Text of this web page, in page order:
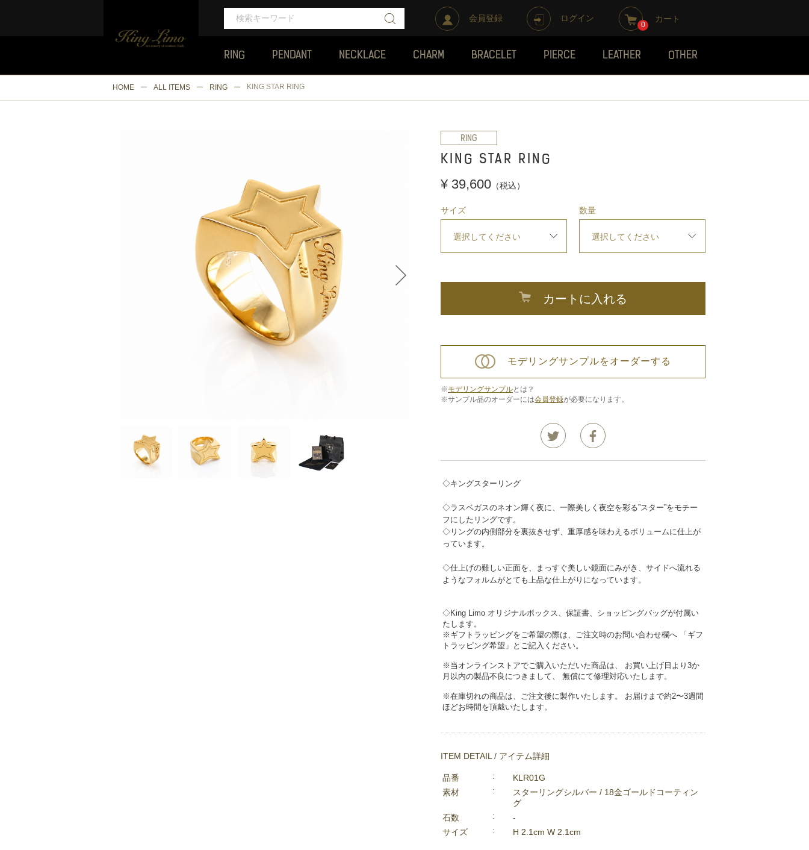
0
カート
会員登録 ログイン
RING PENDANT NECKLACE CHARM BRACELET PIERCE LEATHER OTHER
HOME ALL ITEMS RING KING STAR RING
RING
KING STAR RING
¥ 39,600 （税込）
サイズ 数量
カートに入れる
モデリングサンプルをオーダーする
※モデリングサンプルとは？
※サンプル品のオーダーには会員登録が必要になります。
◇キングスターリング
◇ラスベガスのネオン輝く夜に、一際美しく夜空を彩る”スター”をモチー
フにしたリングです。
◇リングの内側部分を裏抜きせず、重厚感を味わえるボリュームに仕上が
っています。
◇仕上げの難しい正面を、まっすぐ美しい鏡面にみがき、サイドへ流れる
ようなフォルムがとても上品な仕上がりになっています。
◇King Limo オリジナルボックス、保証書、ショッピングバッグが付属い
たします。
※ギフトラッピングをご希望の際は、ご注文時のお問い合わせ欄へ 「ギフ
トラッピング希望」とご記入ください。
※当オンラインストアでご購入いただいた商品は、 お買い上げ日より3か
月以内の製品不良につきまして、 無償にて修理対応いたします。
※在庫切れの商品は、ご注文後に製作いたします。 お届けまで約2〜3週間
ほどお時間を頂戴いたします。
ITEM DETAIL / アイテム詳細
品番
KLR01G
素材
スターリングシルバー / 18金ゴールドコーティン
グ
石数
-
サイズ
H 2.1cm W 2.1cm